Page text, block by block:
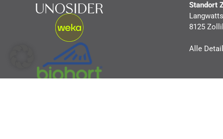
Standort
8125
Alle